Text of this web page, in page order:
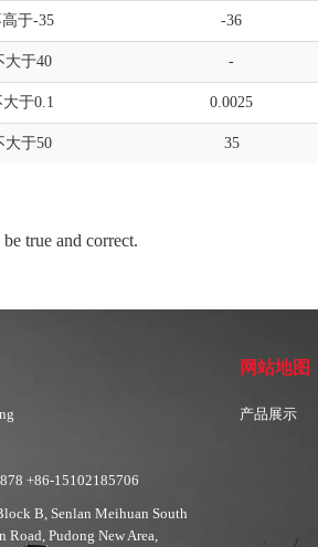
于-35 -36
大于40 -
大于0.1 0.0025
大于50 35
true and correct.
+86-15102185706
B, Senlan Meihuan South
Pudong New Area,
网站地图
产品展示